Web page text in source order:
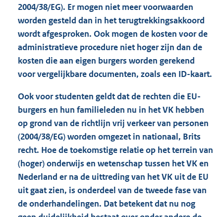
2004/38/EG). Er mogen niet meer voorwaarden
worden gesteld dan in het terugtrekkingsakkoord
wordt afgesproken. Ook mogen de kosten voor de
administratieve procedure niet hoger zijn dan de
kosten die aan eigen burgers worden gerekend
voor vergelijkbare documenten, zoals een ID-kaart.
Ook voor studenten geldt dat de rechten die EU-
burgers en hun familieleden nu in het VK hebben
op grond van de richtlijn vrij verkeer van personen
(2004/38/EG) worden omgezet in nationaal, Brits
recht. Hoe de toekomstige relatie op het terrein van
(hoger) onderwijs en wetenschap tussen het VK en
Nederland er na de uittreding van het VK uit de EU
uit gaat zien, is onderdeel van de tweede fase van
de onderhandelingen. Dat betekent dat nu nog